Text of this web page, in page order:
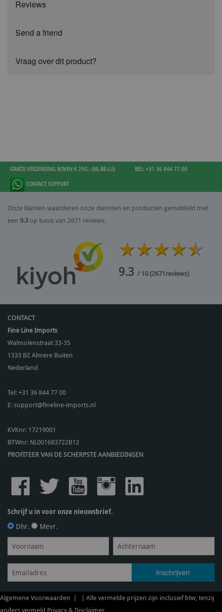
Reviews
Send a friend
Vraag over dit product?
GRATIS VERZENDING BOVEN € 250,- (NL-BE-LU) BEL: +31 36 844 77 00
CONTACT SUPPORT
Onze klanten waarderen onze diensten en producten gemiddeld met
een 9.3 op basis van 2671 reviews.
9.3 / 10(2671reviews)
CONTACT
Fine Line Imports
Walmolenstraat 33-35
1333 BZAlmere Buiten
Nederland
Tel:+31 36 844 77 00
E:support@fineline-imports.nl
KVKnr: 17219001
BTWnr: NL001683722B12
PROFITEER VAN DE SCHERPSTE AANBIEDINGEN
Schrijf u in voor onze nieuwsbrief.
Dhr. Mevr.
Algemene Voorwaarden | | Alle vermelde prijzen zijn inclusief btw, tenzij
anders vermeld Privacy & Disclaimer